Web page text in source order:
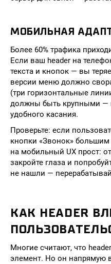
МОБИЛЬНАЯ
Более 60% трафика
Если ваш header на
текста и кнопок — вы
версии меню должно
(три горизонтальные
должны быть крупными —
удобного касания.
Проверьте: если
кнопки «Звонок»
на мобильный UX прост:
закройте глаза и
не нашли —
КАК HEADER
Многие считают, что
элемент. Но он напрямую